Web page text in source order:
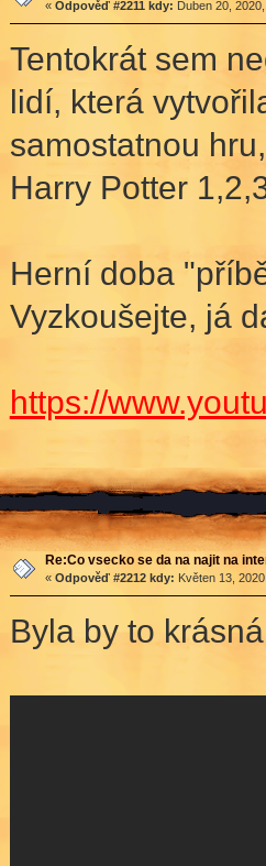
« Odpověď #2211 kdy: Duben 20,
Tentokrát sem
lidí, která
samostatnou
Harry Potter
Herní doba
Vyzkoušejte, já
https://
Re:Co vsecko se da na najit na
« Odpověď #2212 kdy: Květen 13,
Byla by to